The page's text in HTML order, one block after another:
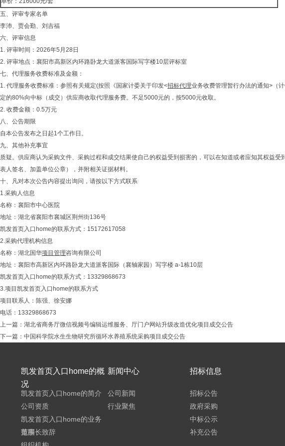
五、评审专家名单
李沛、贾会勤、刘吉福
六、评审信息
1. 评审时间：2026年5月28日
2. 评审地点：襄阳市高新区内环路卧龙大道派客国际写字楼10层评标室
七、代理服务收费标准及金额：
1. 代理服务收费标准：参照有关规定(按照《国家计委关于印发<招标代理业务收费管理暂行办法的通知>（
定的80%向中标（成交）供应商收取代理服务费。不足5000元的，按5000元收取。
2. 收费金额：0.5万元
八、公告期限
自本公告发布之日起1个工作日。
九、其他补充事宜
质疑。供应商认为采购文件、采购过程和成交结果使自己的权益受到损害的，可以在知道或者应知其权益
表人签名、加盖单位公章），并附相关证据材料。
十、凡对本次公告内容提出询问，请按以下方式联系
1.采购人信息
名称：襄阳市中心医院
地址：湖北省襄阳市襄城区荆州街136号
凯发首页入口home的联系方式：15172617058
2.采购代理机构信息
名称：湖北国华项目管理咨询有限公司
地址：襄阳市高新区内环路卧龙大道派客国际（襄轴家园）写字楼 a-1栋10层
凯发首页入口home的联系方式：13329868673
3.项目凯发首页入口home的联系方式
项目联系人：陈强、徐安娜
电话：13329868673
上一篇： 湖北省商务厅微信视频号编辑运维服务、厅门户网站升级改造优化项目成交公告
下一篇： 中国科学院水生生物研究所循环水养殖系统采购项目成交公告
凯发首页入口home的概
况
凯发首页入口home的简介
公司资质
凯发首页入口home的业务
范围
董事长致辞
新闻中心
公司新闻
行业聚焦
招标信息
招标公告
政府采购
中标公示
补充公告